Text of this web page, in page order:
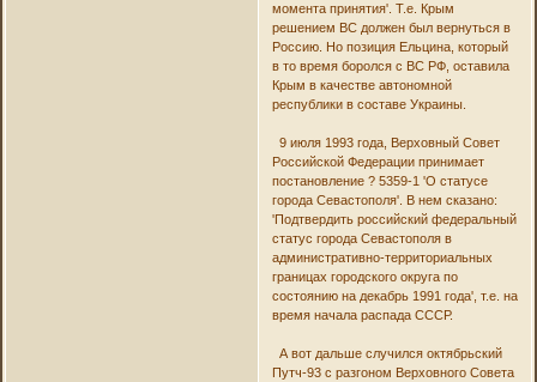
момента принятия'. Т.е. Крым
решением ВС должен был вернуться в
Россию. Но позиция Ельцина, который
в то время боролся с ВС РФ, оставила
Крым в качестве автономной
республики в составе Украины.
9 июля 1993 года, Верховный Совет
Российской Федерации принимает
постановление ? 5359-1 'О статусе
города Севастополя'. В нем сказано:
'Подтвердить российский федеральный
статус города Севастополя в
административно-территориальных
границах городского округа по
состоянию на декабрь 1991 года', т.е. на
время начала распада СССР.
А вот дальше случился октябрьский
Путч-93 с разгоном Верховного Совета